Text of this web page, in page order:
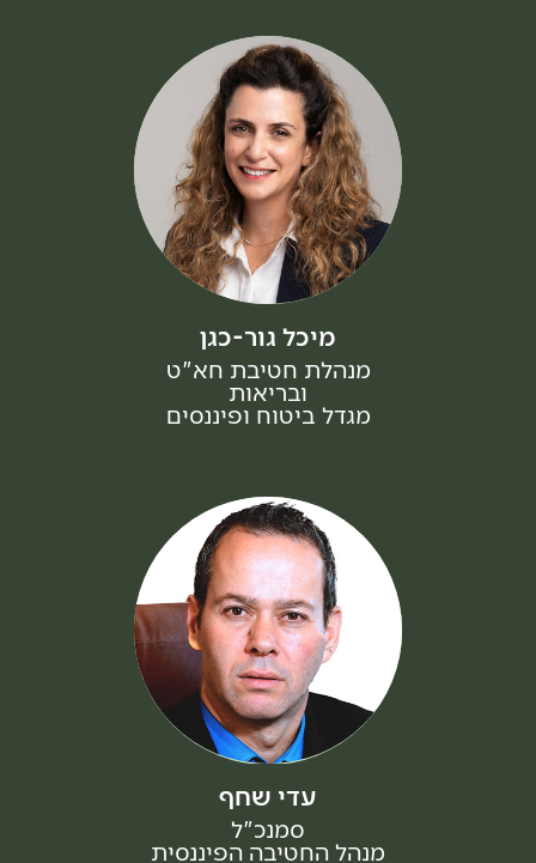
מיכל גור-כגן
מנהלת חטיבת חא"ט
ובריאות
מגדל ביטוח ופיננסים
עדי שחף
סמנכ"ל
מנהל החטיבה הפיננסית